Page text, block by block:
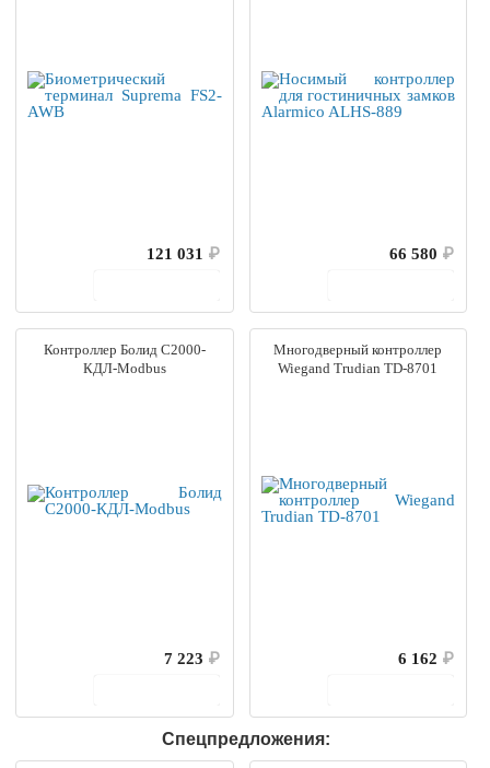
121 031 ₽
66 580 ₽
Контроллер Болид С2000-
КДЛ-Modbus
7 223 ₽
Многодверный контроллер
Wiegand Trudian TD-8701
6 162 ₽
Спецпредложения: